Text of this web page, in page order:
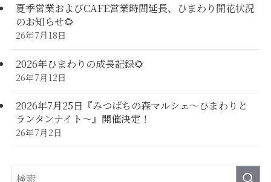
夏季営業およびCAFE営業時間延長、ひまわり開花状況
のお知らせ🌻
26年7月18日
2026年ひまわりの成長記録🌻
26年7月12日
2026年7月25日『みつばちの森マルシェ～ひまわりと
ランタンナイト～』開催決定！
26年7月2日